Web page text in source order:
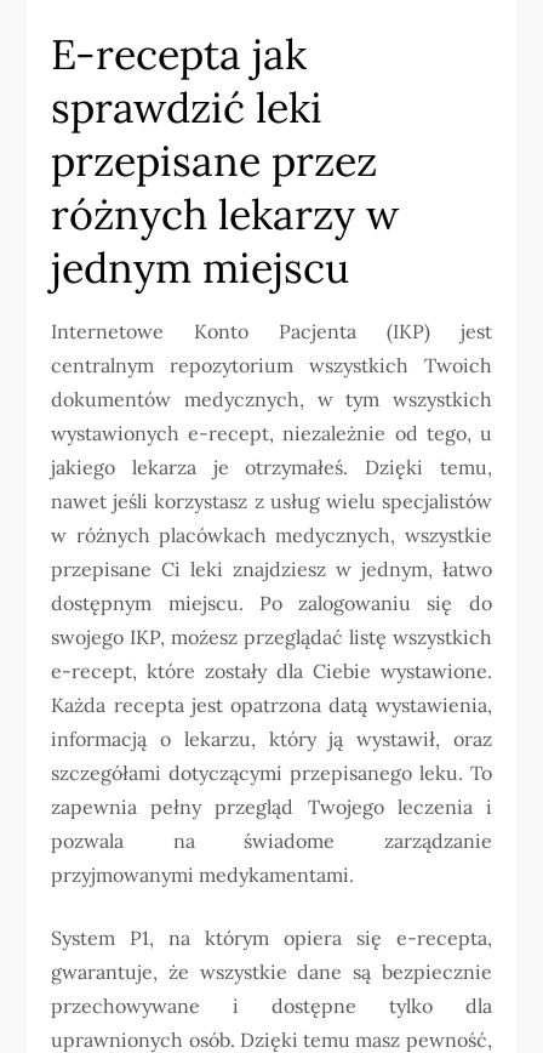
E-recepta jak
sprawdzić leki
przepisane przez
różnych lekarzy w
jednym miejscu
Internetowe Konto Pacjenta (IKP) jest
centralnym repozytorium wszystkich Twoich
dokumentów medycznych, w tym wszystkich
wystawionych e-recept, niezależnie od tego, u
jakiego lekarza je otrzymałeś. Dzięki temu,
nawet jeśli korzystasz z usług wielu specjalistów
w różnych placówkach medycznych, wszystkie
przepisane Ci leki znajdziesz w jednym, łatwo
dostępnym miejscu. Po zalogowaniu się do
swojego IKP, możesz przeglądać listę wszystkich
e-recept, które zostały dla Ciebie wystawione.
Każda recepta jest opatrzona datą wystawienia,
informacją o lekarzu, który ją wystawił, oraz
szczegółami dotyczącymi przepisanego leku. To
zapewnia pełny przegląd Twojego leczenia i
pozwala na świadome zarządzanie
przyjmowanymi medykamentami.
System P1, na którym opiera się e-recepta,
gwarantuje, że wszystkie dane są bezpiecznie
przechowywane i dostępne tylko dla
uprawnionych osób. Dzięki temu masz pewność,